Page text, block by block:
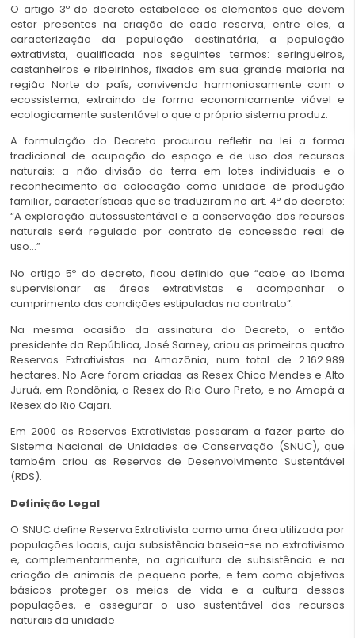
O artigo 3º do decreto estabelece os elementos que devem
estar presentes na criação de cada reserva, entre eles, a
caracterização da população destinatária, a população
extrativista, qualificada nos seguintes termos: seringueiros,
castanheiros e ribeirinhos, fixados em sua grande maioria na
região Norte do país, convivendo harmoniosamente com o
ecossistema, extraindo de forma economicamente viável e
ecologicamente sustentável o que o próprio sistema produz.
A formulação do Decreto procurou refletir na lei a forma
tradicional de ocupação do espaço e de uso dos recursos
naturais: a não divisão da terra em lotes individuais e o
reconhecimento da colocação como unidade de produção
familiar, características que se traduziram no art. 4º do decreto:
“A exploração autossustentável e a conservação dos recursos
naturais será regulada por contrato de concessão real de
uso…”
No artigo 5º do decreto, ficou definido que “cabe ao Ibama
supervisionar as áreas extrativistas e acompanhar o
cumprimento das condições estipuladas no contrato”.
Na mesma ocasião da assinatura do Decreto, o então
presidente da República, José Sarney, criou as primeiras quatro
Reservas Extrativistas na Amazônia, num total de 2.162.989
hectares. No Acre foram criadas as Resex Chico Mendes e Alto
Juruá, em Rondônia, a Resex do Rio Ouro Preto, e no Amapá a
Resex do Rio Cajari.
Em 2000 as Reservas Extrativistas passaram a fazer parte do
Sistema Nacional de Unidades de Conservação (SNUC), que
também criou as Reservas de Desenvolvimento Sustentável
(RDS).
Definição Legal
O SNUC define Reserva Extrativista como uma área utilizada por
populações locais, cuja subsistência baseia-se no extrativismo
e, complementarmente, na agricultura de subsistência e na
criação de animais de pequeno porte, e tem como objetivos
básicos proteger os meios de vida e a cultura dessas
populações, e assegurar o uso sustentável dos recursos
naturais da unidade